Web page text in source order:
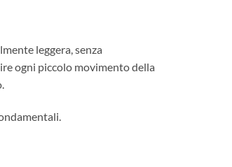
leggera, senza
ogni piccolo movimento della